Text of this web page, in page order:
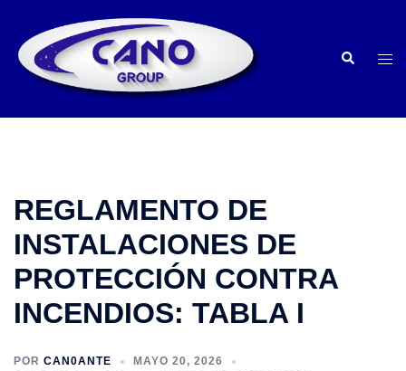
contenido
Buscar
REGLAMENTO DE
INSTALACIONES DE
PROTECCIÓN CONTRA
INCENDIOS: TABLA I
POR CAN0ANTE
MAYO 20, 2026